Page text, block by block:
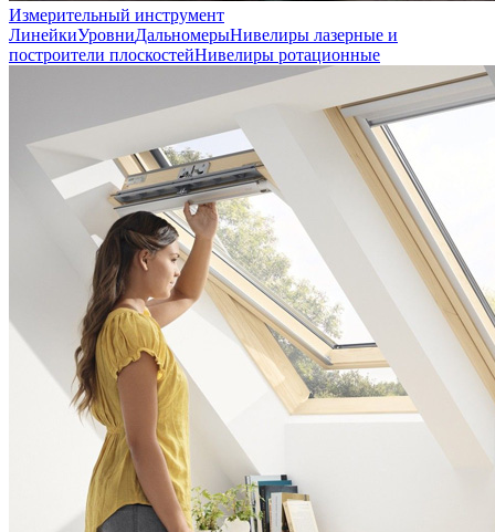
Измерительный инструмент
ЛинейкиУровниДальномерыНивелиры лазерные и
построители плоскостейНивелиры ротационные